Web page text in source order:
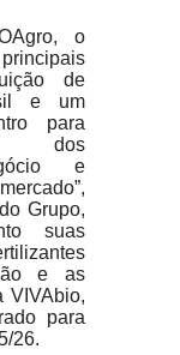
o
de
e um
para
dos
e
Grupo,
suas
e as
VIVAbio,
para
26.